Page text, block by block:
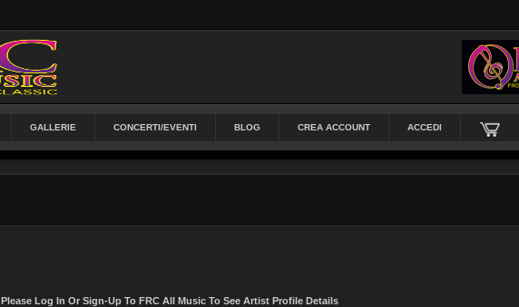
GALLERIE CONCERTI/EVENTI BLOG CREA ACCOUNT ACCEDI
Please Log In Or Sign-Up To FRC All Music To See Artist Profile Details